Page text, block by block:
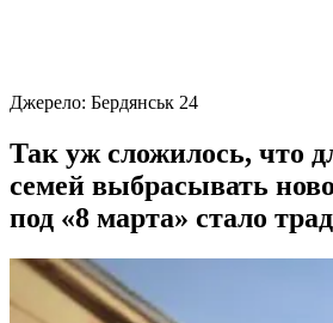
Джерело: Бердянськ 24
Так уж сложилось, что
семей выбрасывать
под «8 марта» стало